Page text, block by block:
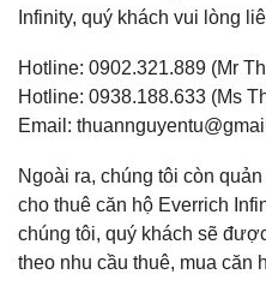
Infinity, quý khách vui lòng
Hotline: 0902.321.889 (Mr
Hotline: 0938.188.633 (Ms
Email:
Ngoài ra, chúng tôi còn
cho thuê căn hộ Everrich
chúng tôi, quý khách sẽ
theo nhu cầu thuê, mua căn